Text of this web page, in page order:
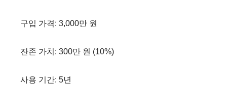
구입 가격: 3,000만 원
잔존 가치: 300만 원 (10%)
사용 기간: 5년